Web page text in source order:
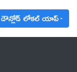
డౌన్లోడ్ లోకల్ యాప్